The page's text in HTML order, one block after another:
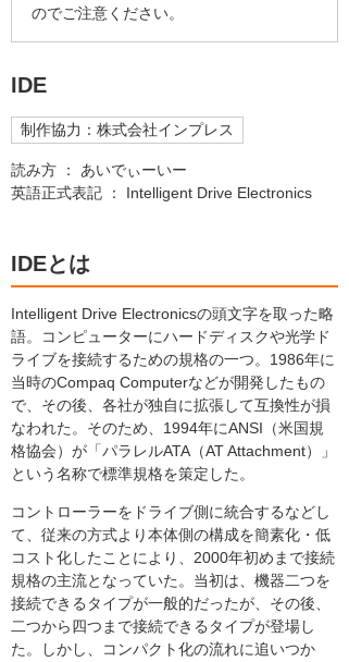
のでご注意ください。
IDE
制作協力：株式会社インプレス
読み方 ： あいでぃーいー
英語正式表記 ： Intelligent Drive Electronics
IDEとは
Intelligent Drive Electronicsの頭文字を取った略
語。コンピューターにハードディスクや光学ド
ライブを接続するための規格の一つ。1986年に
当時のCompaq Computerなどが開発したもの
で、その後、各社が独自に拡張して互換性が損
なわれた。そのため、1994年にANSI（米国規
格協会）が「パラレルATA（AT Attachment）」
という名称で標準規格を策定した。
コントローラーをドライブ側に統合するなどし
て、従来の方式より本体側の構成を簡素化・低
コスト化したことにより、2000年初めまで接続
規格の主流となっていた。当初は、機器二つを
接続できるタイプが一般的だったが、その後、
二つから四つまで接続できるタイプが登場し
た。しかし、コンパクト化の流れに追いつか